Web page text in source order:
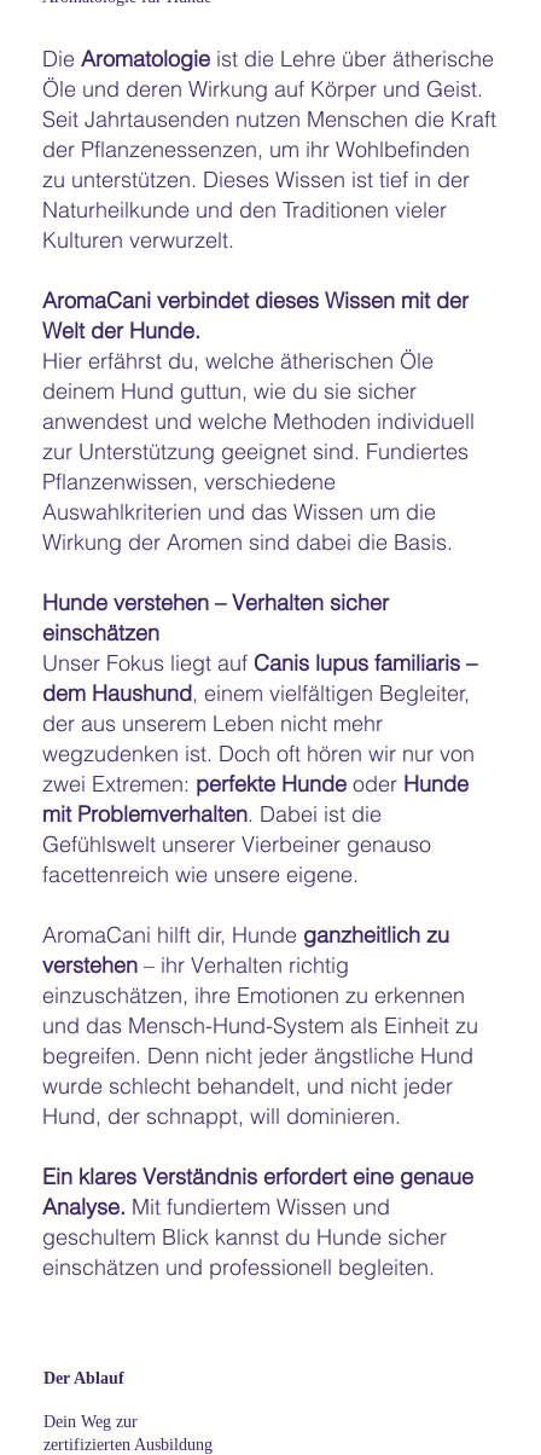
DieAromatologie ist die Lehre über ätherische
Öle und deren Wirkung auf Körper und Geist.
Seit Jahrtausenden nutzen Menschen die Kraft
der Pflanzenessenzen, um ihr Wohlbefinden
zu unterstützen. Dieses Wissen ist tief in der
Naturheilkunde und den Traditionen vieler
Kulturen verwurzelt.
AromaCani verbindet dieses Wissen mit der
Welt der Hunde.
Hier erfährst du, welche ätherischen Öle
deinem Hund guttun, wie du sie sicher
anwendest und welche Methoden individuell
zur Unterstützung geeignet sind. Fundiertes
Pflanzenwissen, verschiedene
Auswahlkriterien und das Wissen um die
Wirkung der Aromen sind dabei die Basis.
Hunde verstehen – Verhalten sicher
einschätzen
Unser Fokus liegt aufCanis lupus familiaris –
dem Haushund, einem vielfältigen Begleiter,
der aus unserem Leben nicht mehr
wegzudenken ist. Doch oft hören wir nur von
zwei Extremen: perfekte Hunde oder Hunde
mit Problemverhalten. Dabei ist die
Gefühlswelt unserer Vierbeiner genauso
facettenreich wie unsere eigene.
AromaCani hilft dir, Hunde ganzheitlich zu
verstehen – ihr Verhalten richtig
einzuschätzen, ihre Emotionen zu erkennen
und das Mensch-Hund-System als Einheit zu
begreifen. Denn nicht jeder ängstliche Hund
wurde schlecht behandelt, und nicht jeder
Hund, der schnappt, will dominieren.
Ein klares Verständnis erfordert eine genaue
Analyse. Mit fundiertem Wissen und
geschultem Blick kannst du Hunde sicher
einschätzen und professionell begleiten.
Dein Weg zur
zertifizierten Ausbildung
Der Ablauf